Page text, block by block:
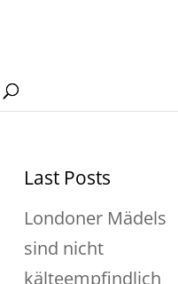
Last Posts
Londoner Mädels
sind nicht
kälteempfindlich